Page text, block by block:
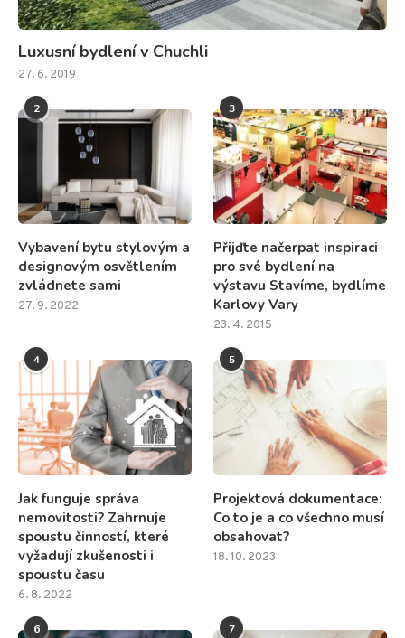
Luxusní bydlení v Chuchli
27. 6. 2019
2
Vybavení bytu stylovým a
designovým osvětlením
zvládnete sami
27. 9. 2022
3
Přijďte načerpat inspiraci
pro své bydlení na
výstavu Stavíme, bydlíme
Karlovy Vary
23. 4. 2015
4
Jak funguje správa
nemovitosti? Zahrnuje
spoustu činností, které
vyžadují zkušenosti i
spoustu času
6. 8. 2022
5
Projektová dokumentace:
Co to je a co všechno musí
obsahovat?
18. 10. 2023
6 7